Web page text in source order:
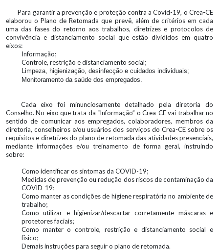
Para garantir a prevenção e proteção contra a Covid-19, o Crea-CE
elaborou o Plano de Retomada que prevê, além de critérios em cada
uma das fases do retorno aos trabalhos, diretrizes e protocolos de
convivência e distanciamento social que estão divididos em quatro
eixos:
Informação;
Controle, restrição e distanciamento social;
Limpeza, higienização, desinfecção e cuidados individuais;
Monitoramento da saúde dos empregados.
Cada eixo foi minunciosamente detalhado pela diretoria do
Conselho. No eixo que trata da “Informação” o Crea-CE vai trabalhar no
sentido de comunicar aos empregados, colaboradores, membros da
diretoria, conselheiros e/ou usuários dos serviços do Crea-CE sobre os
requisitos e diretrizes do plano de retomada das atividades presenciais,
mediante informações e/ou treinamento de forma geral, instruindo
sobre:
Como identificar os sintomas da COVID-19;
Medidas de prevenção ou redução dos riscos de contaminação da
COVID-19;
Como manter as condições de higiene respiratória no ambiente de
trabalho;
Como utilizar e higienizar/descartar corretamente máscaras e
protetores faciais;
Como manter o controle, restrição e distanciamento social e
físico;
Demais instruções para seguir o plano de retomada.